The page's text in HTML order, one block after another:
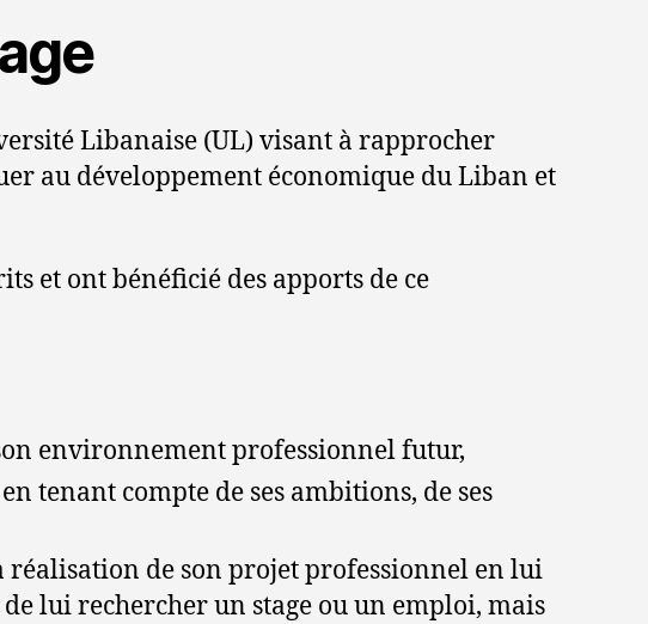
Libanaise (UL) visant à rapprocher
au développement économique du Liban et
et ont bénéficié des apports de ce
environnement professionnel futur,
tenant compte de ses ambitions, de ses
réalisation de son projet professionnel en lui
lui rechercher un stage ou un emploi, mais